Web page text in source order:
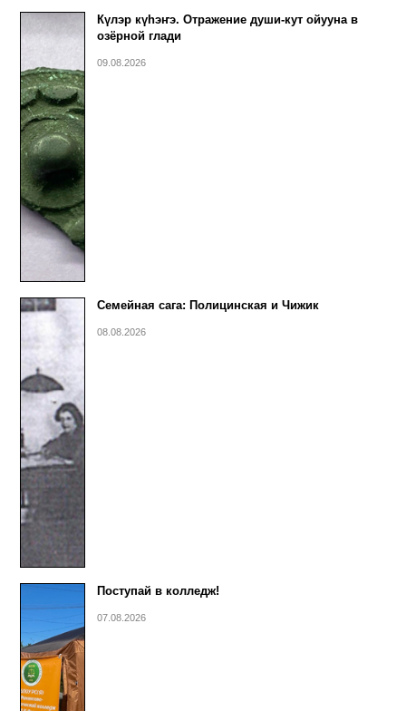
Күлэр күhэҥэ. Отражение души-кут ойууна в
озёрной глади
09.08.2026
Семейная сага: Полицинская и Чижик
08.08.2026
Поступай в колледж!
07.08.2026